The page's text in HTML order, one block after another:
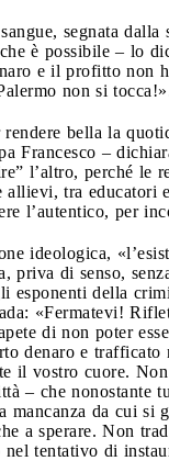
segnata
è possibile – lo
e il profitto non
non si
bella la
Francesco –
l’altro, perché le
tra
l’autentico, per
ideologica,
priva di senso,
esponenti della
«Fermatevi!
di non poter
denaro e trafficato
il vostro cuore.
– che nonostante
da cui si
a sperare. Non
tentativo di